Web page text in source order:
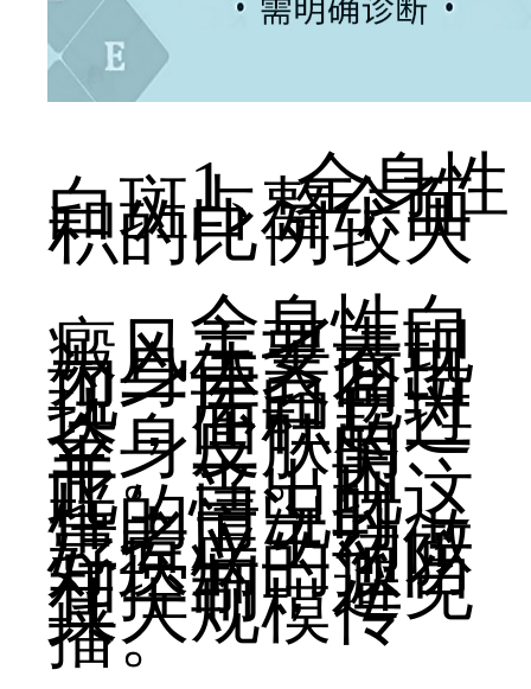
1、全身性
白斑占整个面
积的比例较大
全身性白
癜风主要表现
为身体表面出
现一层白色斑
块，面积超过
全身皮肤的一
半。一。因
此，当出现这
样的情况时，
患者应主动做
好疾病的预防
和控制，避免
其大规模传
播。